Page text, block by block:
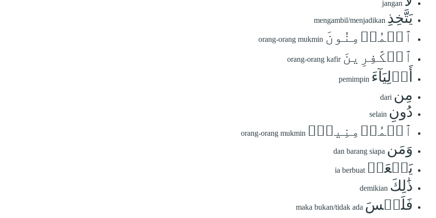
jangan
يَتَّخِذِ mengambil/menjadikan
ٱلۡمُؤۡمِنُونَ orang-orang mukmin
ٱلۡكَٰفِرِينَ orang-orang kafir
أَوۡلِيَآءَ pemimpin
مِن dari
دُونِ selain
ٱلۡمُؤۡمِنِينَۖ orang-orang mukmin
وَمَن dan barang siapa
يَفۡعَلۡ ia berbuat
ذَٰلِكَ demikian
فَلَيۡسَ maka bukan/tidak ada